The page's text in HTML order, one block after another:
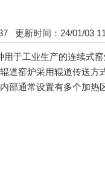
更新时间：24/01/03
工业生产的连续式窑
窑炉采用辊道传送方式
通常设置有多个加热区